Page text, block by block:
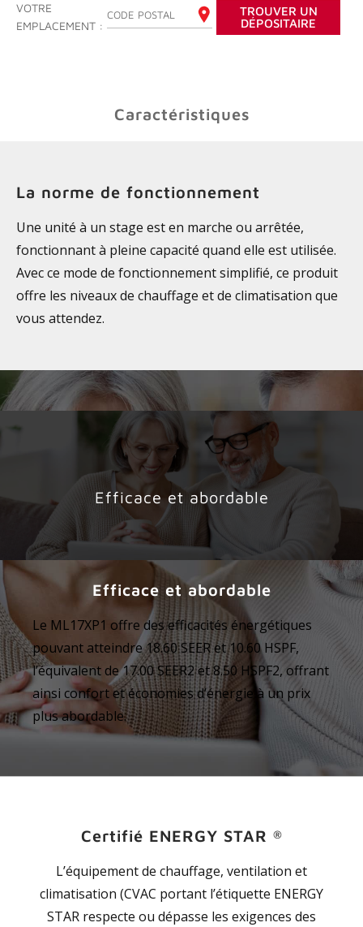
VOTRE
EMPLACEMENT :
ENTREZ VOTRE CODE POSTAL
TROUVER UN
DÉPOSITAIRE
Caractéristiques
La norme de fonctionnement
Une unité à un stage est en marche ou arrêtée,
fonctionnant à pleine capacité quand elle est utilisée.
Avec ce mode de fonctionnement simplifié, ce produit
offre les niveaux de chauffage et de climatisation que
vous attendez.
Efficace et abordable
Efficace et abordable
Le ML17XP1 offre des efficacités énergétiques
pouvant atteindre 18.60 SEER et 10.60 HSPF,
l’équivalent de 17.00 SEER2 et 8.50 HSPF2, offrant
ainsi confort et économies d’énergie à un prix
plus abordable.
Certifié ENERGY STAR ®
L’équipement de chauffage, ventilation et
climatisation (CVAC portant l’étiquette ENERGY
STAR respecte ou dépasse les exigences des